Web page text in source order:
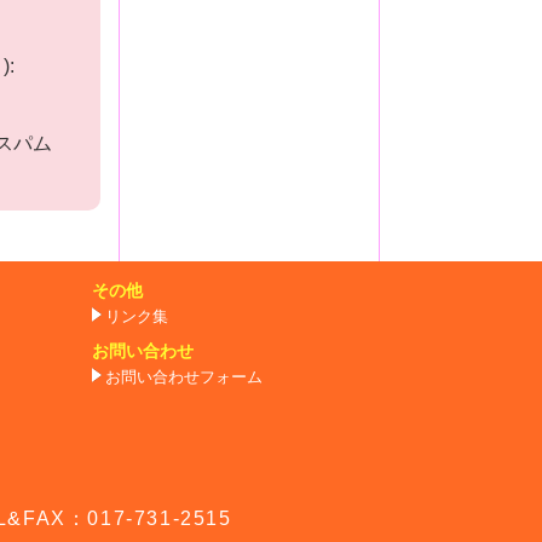
パム
その他
リンク集
お問い合わせ
お問い合わせフォーム
：017-731-2515